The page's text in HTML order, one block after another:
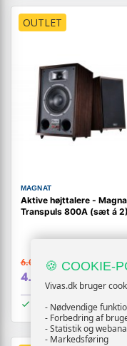
OUTLET
MAGNAT
Aktive højttalere -
Transpuls 800A (sæt á 2)
6.019,-
4.019,-
På lager
🍪 COOKIE-
Vivas.dk bruger
- Nødvendige
- Forbedring af
- Statistik og
- Markedsføring